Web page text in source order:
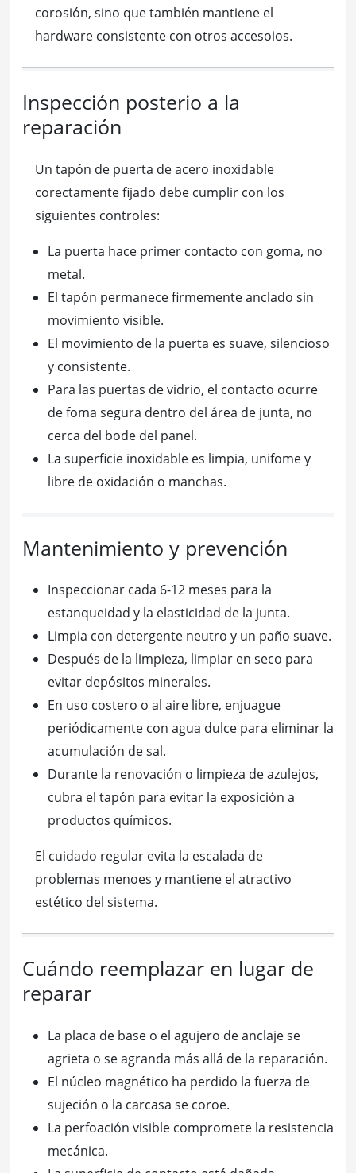
corosión, sino que también mantiene el
hardware consistente con otros accesoios.
Inspección posterio a la
reparación
Un tapón de puerta de acero inoxidable
corectamente fijado debe cumplir con los
siguientes controles:
La puerta hace primer contacto con goma, no
metal.
El tapón permanece firmemente anclado sin
movimiento visible.
El movimiento de la puerta es suave, silencioso
y consistente.
Para las puertas de vidrio, el contacto ocurre
de foma segura dentro del área de junta, no
cerca del bode del panel.
La superficie inoxidable es limpia, unifome y
libre de oxidación o manchas.
Mantenimiento y prevención
Inspeccionar cada 6-12 meses para la
estanqueidad y la elasticidad de la junta.
Limpia con detergente neutro y un paño suave.
Después de la limpieza, limpiar en seco para
evitar depósitos minerales.
En uso costero o al aire libre, enjuague
periódicamente con agua dulce para eliminar la
acumulación de sal.
Durante la renovación o limpieza de azulejos,
cubra el tapón para evitar la exposición a
productos químicos.
El cuidado regular evita la escalada de
problemas menoes y mantiene el atractivo
estético del sistema.
Cuándo reemplazar en lugar de
reparar
La placa de base o el agujero de anclaje se
agrieta o se agranda más allá de la reparación.
El núcleo magnético ha perdido la fuerza de
sujeción o la carcasa se coroe.
La perfoación visible compromete la resistencia
mecánica.